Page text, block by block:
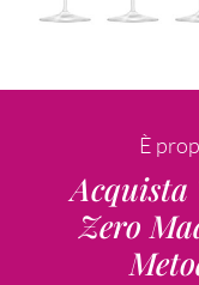
È
Acquista
Zero